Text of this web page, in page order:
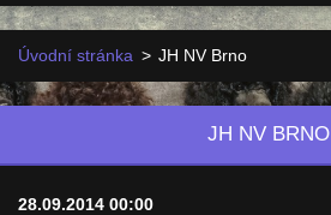
Úvodní stránka > JH NV Brno
JH NV BRNO
28.09.2014 00:00